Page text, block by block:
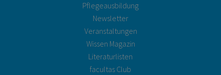
Pflegeausbildung
Newsletter
Veranstaltungen
Wissen Magazin
Literaturlisten
facultas Club